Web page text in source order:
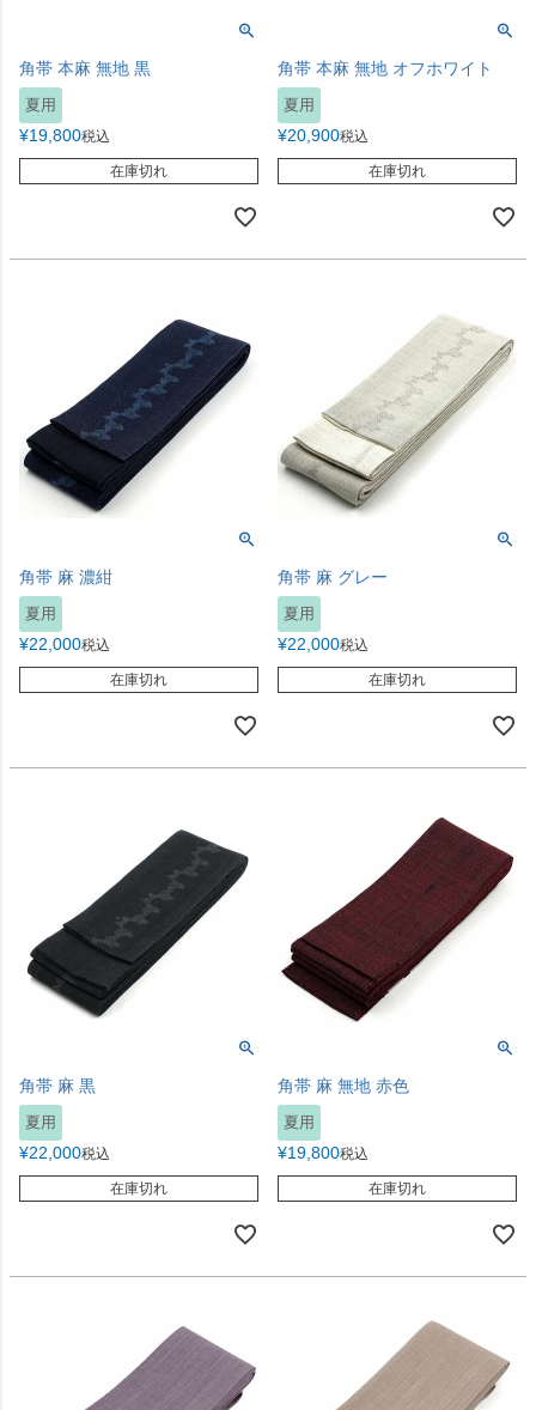
角帯 本麻 無地 黒
夏用
¥19,800税込
在庫切れ
角帯 本麻 無地 オフホワイト
夏用
¥20,900税込
在庫切れ
角帯 麻 濃紺
夏用
¥22,000税込
在庫切れ
角帯 麻 グレー
夏用
¥22,000税込
在庫切れ
角帯 麻 黒
夏用
¥22,000税込
在庫切れ
角帯 麻 無地 赤色
夏用
¥19,800税込
在庫切れ